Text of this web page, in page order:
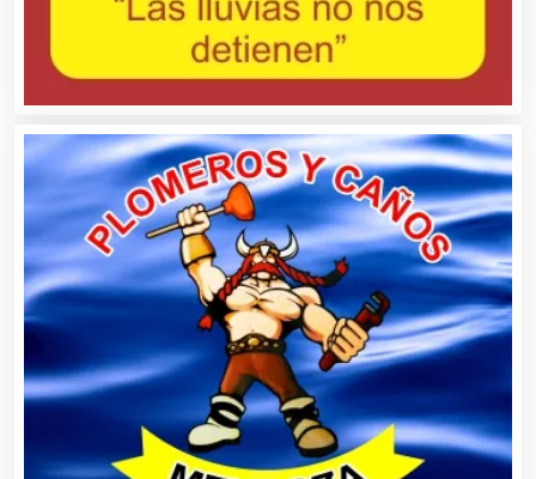
Artículos para Regalos
Artículos Personales
Artículos Publicitarios
Aseguradoras
Asesores Técnicos